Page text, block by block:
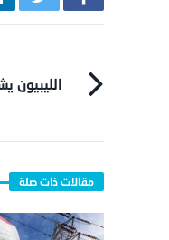
الليبيون